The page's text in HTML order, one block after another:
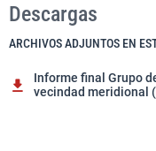
Descargas
ARCHIVOS ADJUNTOS EN
Informe final Grupo
vecindad meridional